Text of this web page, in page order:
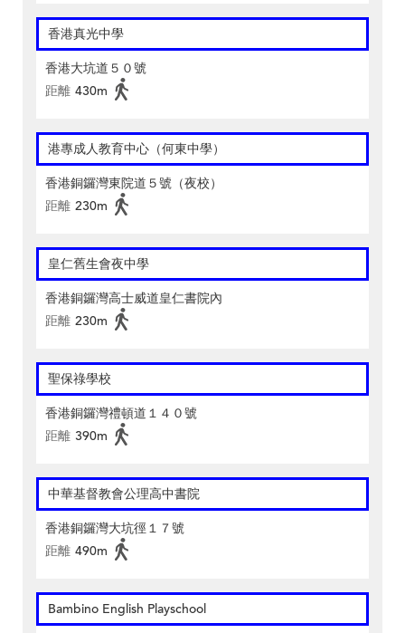
香港真光中學
香港大坑道５０號
距離 430m
港專成人教育中心（何東中學）
香港銅鑼灣東院道５號（夜校）
距離 230m
皇仁舊生會夜中學
香港銅鑼灣高士威道皇仁書院內
距離 230m
聖保祿學校
香港銅鑼灣禮頓道１４０號
距離 390m
中華基督教會公理高中書院
香港銅鑼灣大坑徑１７號
距離 490m
Bambino English Playschool